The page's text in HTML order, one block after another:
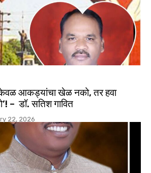
आकड्यांचा खेळ नको, तर हवा
– डॉ. सतिश गावित
22, 2026